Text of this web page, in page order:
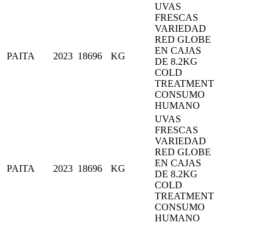
PAITA 2023 18696 KG
UVAS
FRESCAS
VARIEDAD
RED GLOBE
EN CAJAS
DE 8.2KG
COLD
TREATMENT
CONSUMO
HUMANO
PAITA 2023 18696 KG
UVAS
FRESCAS
VARIEDAD
RED GLOBE
EN CAJAS
DE 8.2KG
COLD
TREATMENT
CONSUMO
HUMANO